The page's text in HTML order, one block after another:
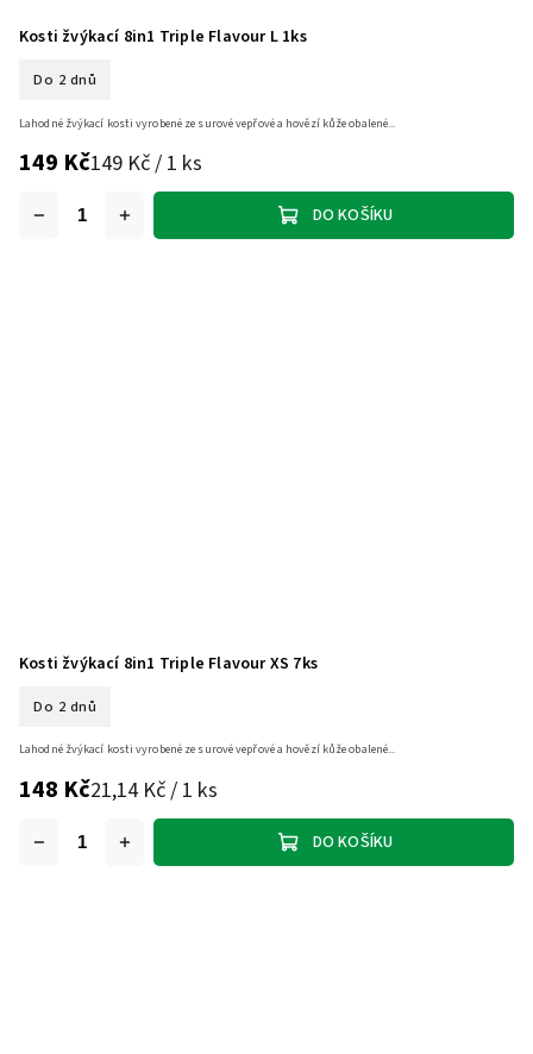
Kosti žvýkací 8in1 Triple Flavour L 1ks
Do 2 dnů
149 Kč149 Kč / 1 ks
DO KOŠÍKU
Lahodné žvýkací kosti vyrobené ze surové vepřové a hovězí kůže obalené...
Kosti žvýkací 8in1 Triple Flavour XS 7ks
Do 2 dnů
148 Kč21,14 Kč / 1 ks
DO KOŠÍKU
Lahodné žvýkací kosti vyrobené ze surové vepřové a hovězí kůže obalené...